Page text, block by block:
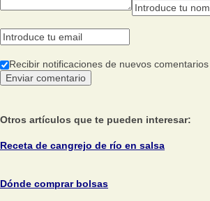
Recibir notificaciones de nuevos comentarios
Otros artículos que te pueden interesar:
Receta de cangrejo de río en salsa
Dónde comprar bolsas